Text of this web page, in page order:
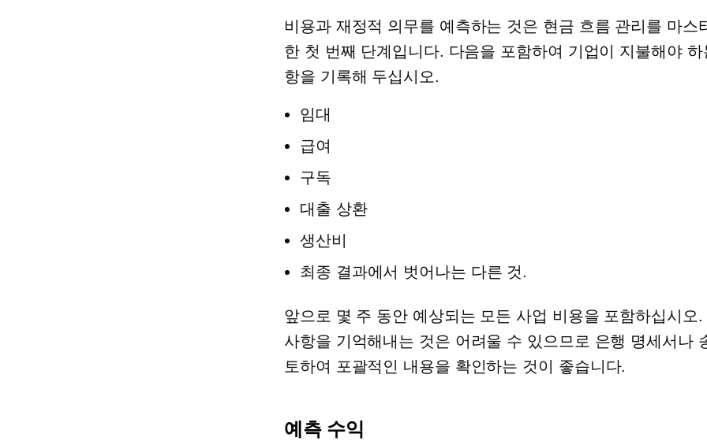
비용과 재정적 의무를 예측하는 것은 현금 흐름 관리를 마스
한 첫 번째 단계입니다. 다음을 포함하여 기업이 지불해야
항을 기록해 두십시오.
임대
급여
구독
대출 상환
생산비
최종 결과에서 벗어나는 다른 것.
앞으로 몇 주 동안 예상되는 모든 사업 비용을 포함하십시오.
사항을 기억해내는 것은 어려울 수 있으므로 은행 명세서나
토하여 포괄적인 내용을 확인하는 것이 좋습니다.
예측 수익